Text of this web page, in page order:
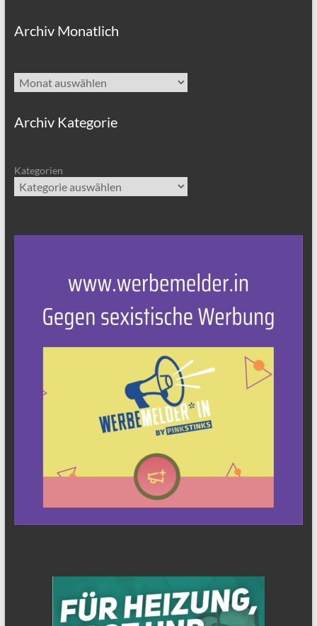
Archiv Monatlich
Archiv
Archiv Kategorie
Kategorien